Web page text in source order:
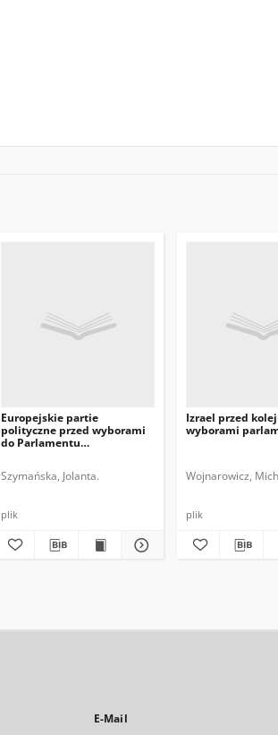
Europejskie partie
polityczne przed wyborami
do Parlamentu
Szymańska, Jolanta.
plik
Izrael przed
wyborami
Wojnarowicz,
plik
E-Mail